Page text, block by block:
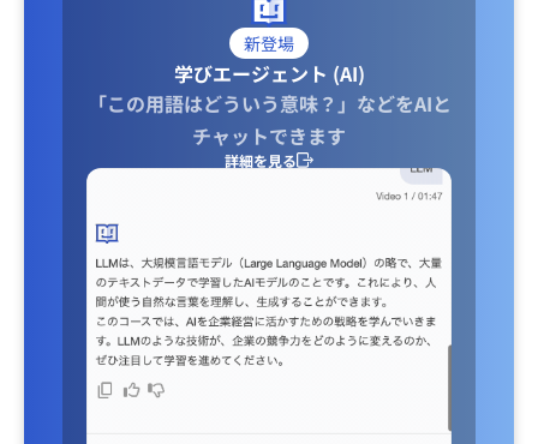
新登場
学びエージェント (AI)
「この用語はどういう意味？」などをAIと
チャットできます
詳細を見る